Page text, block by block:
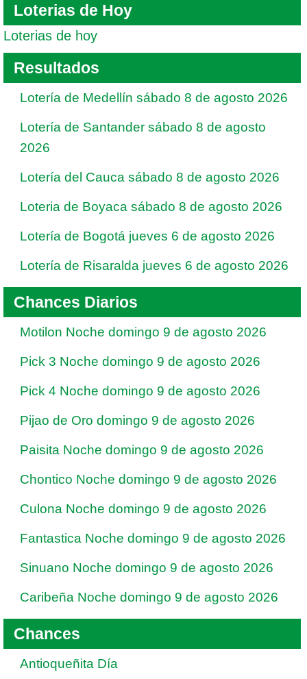
Loterias de Hoy
Loterias de hoy
Resultados
Lotería de Medellín sábado 8 de agosto 2026
Lotería de Santander sábado 8 de agosto
2026
Lotería del Cauca sábado 8 de agosto 2026
Loteria de Boyaca sábado 8 de agosto 2026
Lotería de Bogotá jueves 6 de agosto 2026
Lotería de Risaralda jueves 6 de agosto 2026
Chances Diarios
Motilon Noche domingo 9 de agosto 2026
Pick 3 Noche domingo 9 de agosto 2026
Pick 4 Noche domingo 9 de agosto 2026
Pijao de Oro domingo 9 de agosto 2026
Paisita Noche domingo 9 de agosto 2026
Chontico Noche domingo 9 de agosto 2026
Culona Noche domingo 9 de agosto 2026
Fantastica Noche domingo 9 de agosto 2026
Sinuano Noche domingo 9 de agosto 2026
Caribeña Noche domingo 9 de agosto 2026
Chances
Antioqueñita Día